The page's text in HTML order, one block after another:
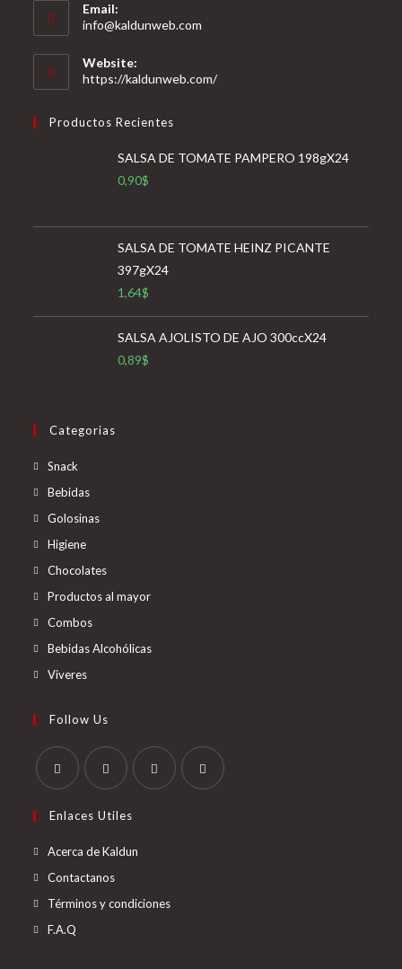
Email:
info@kaldunweb.com
Website:
https://kaldunweb.com/
Productos Recientes
SALSA DE TOMATE PAMPERO 198gX24
0,90$
SALSA DE TOMATE HEINZ PICANTE
397gX24
1,64$
SALSA AJOLISTO DE AJO 300ccX24
0,89$
Categorias
Snack
Bebidas
Golosinas
Higiene
Chocolates
Productos al mayor
Combos
Bebidas Alcohólicas
Viveres
Follow Us
Enlaces Utiles
Acerca de Kaldun
Contactanos
Términos y condiciones
F.A.Q